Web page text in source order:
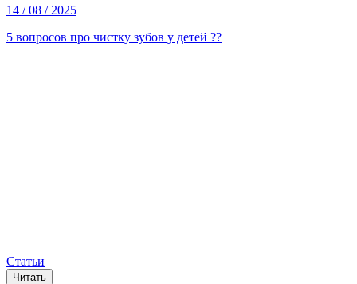
14 / 08 / 2025
5 вопросов про чистку зубов у детей ??
Статьи
Читать